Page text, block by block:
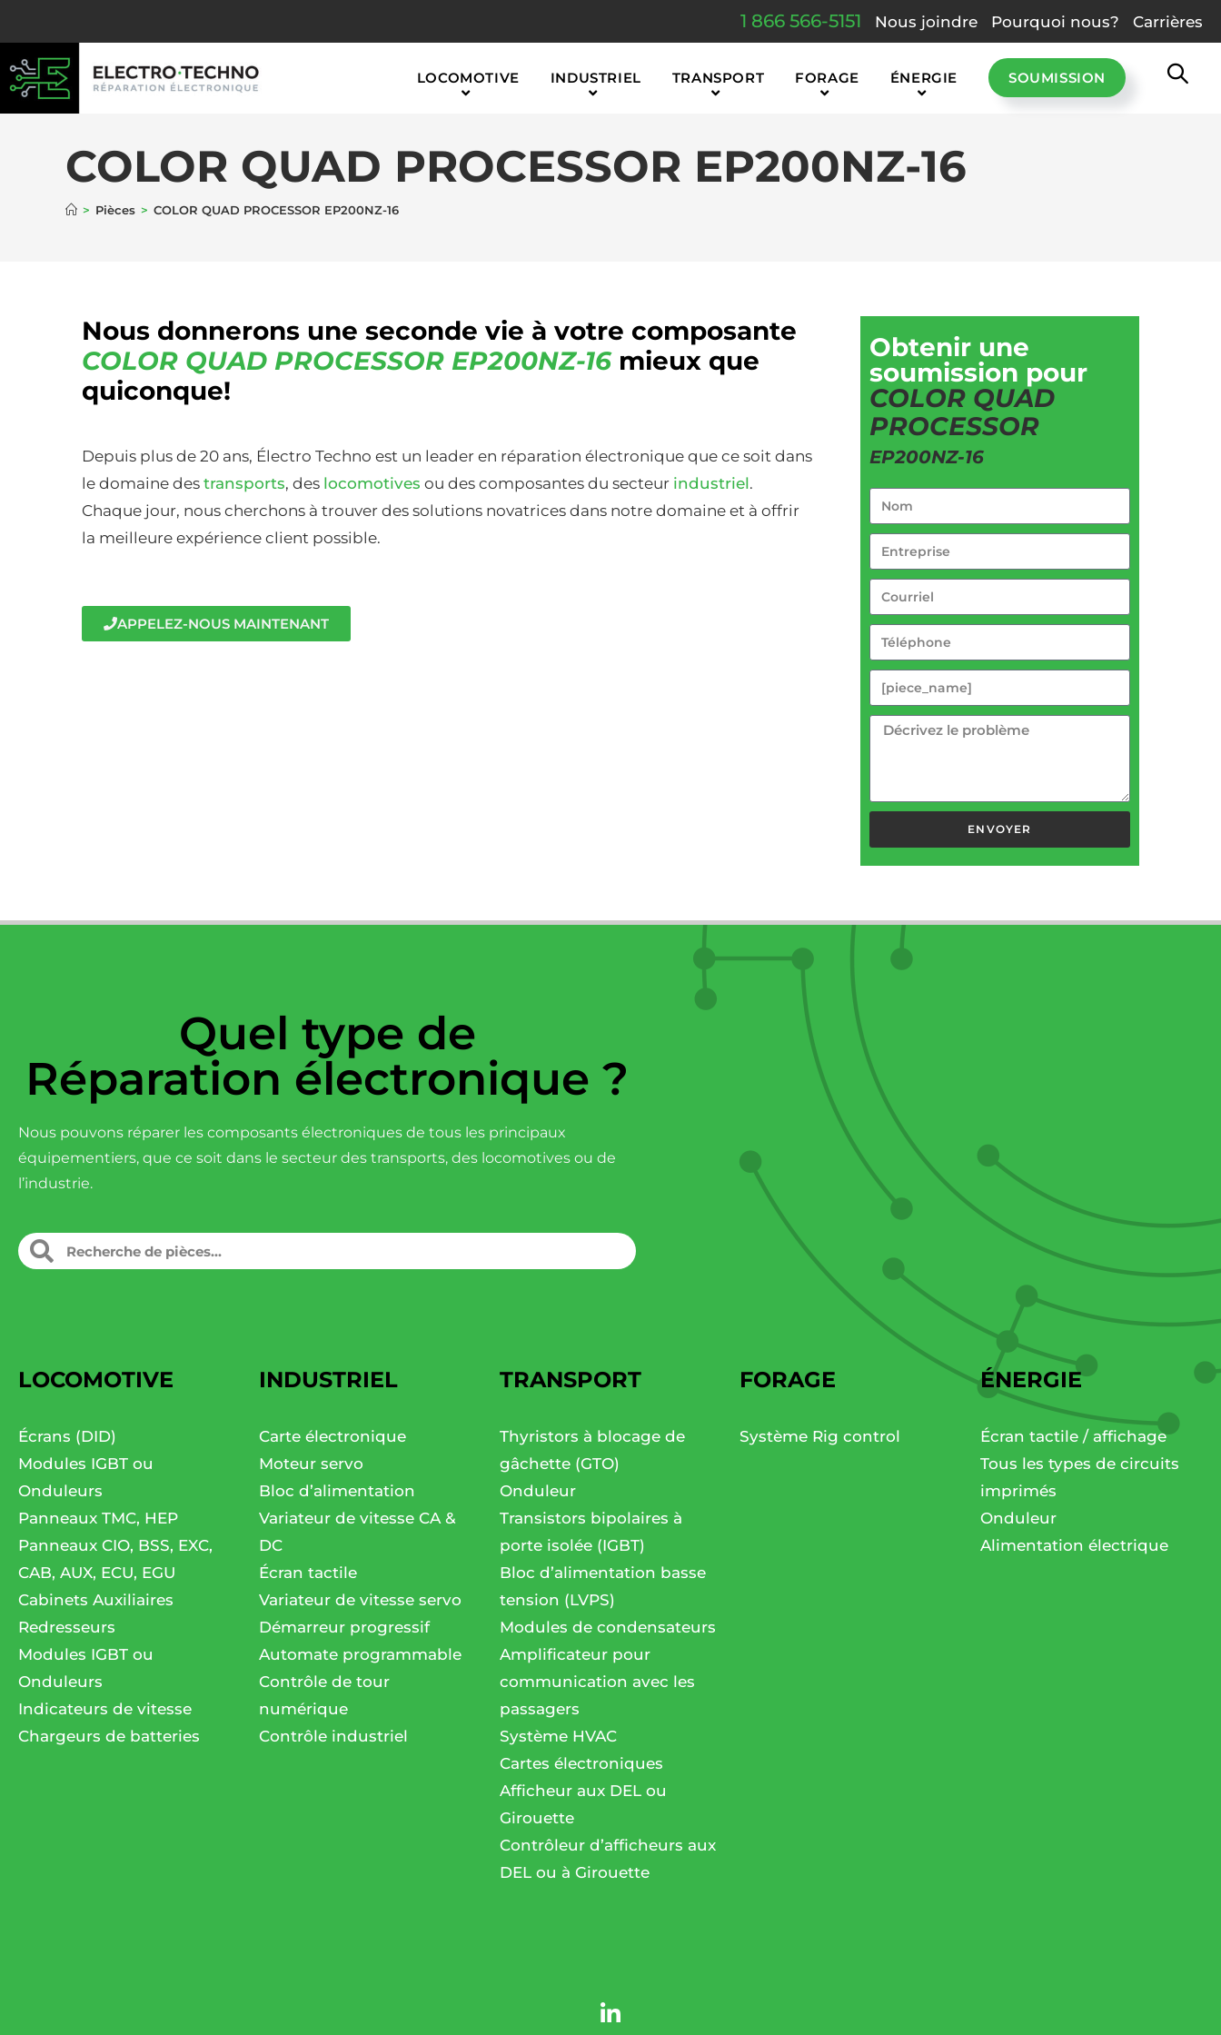
1 866 566-5151 Nous joindre Pourquoi nous? Carrières
LOCOMOTIVE INDUSTRIEL TRANSPORT FORAGE ÉNERGIE SOUMISSION
COLOR QUAD PROCESSOR EP200NZ-16
> Pièces > COLOR QUAD PROCESSOR EP200NZ-16
Nous donnerons une seconde vie à votre composante
COLOR QUAD PROCESSOR EP200NZ-16mieux que
quiconque!
Depuis plus de 20 ans, Électro Techno est un leader en réparation électronique que ce soit dans
le domaine des transports, des locomotives ou des composantes du secteur industriel.
Chaque jour, nous cherchons à trouver des solutions novatrices dans notre domaine et à offrir
la meilleure expérience client possible.
APPELEZ-NOUS MAINTENANT
Obtenir une
soumission pour
COLOR QUAD
PROCESSOR
EP200NZ-16
ENVOYER
Quel type de
Réparation électronique ?
Nous pouvons réparer les composants électroniques de tous les principaux
équipementiers, que ce soit dans le secteur des transports, des locomotives ou de
l’industrie.
LOCOMOTIVE
Écrans (DID)
Modules IGBT ou
Onduleurs
Panneaux TMC, HEP
Panneaux CIO, BSS, EXC,
CAB, AUX, ECU, EGU
Cabinets Auxiliaires
Redresseurs
Modules IGBT ou
Onduleurs
Indicateurs de vitesse
Chargeurs de batteries
INDUSTRIEL
Carte électronique
Moteur servo
Bloc d’alimentation
Variateur de vitesse CA &
DC
Écran tactile
Variateur de vitesse servo
Démarreur progressif
Automate programmable
Contrôle de tour
numérique
Contrôle industriel
TRANSPORT
Thyristors à blocage de
gâchette (GTO)
Onduleur
Transistors bipolaires à
porte isolée (IGBT)
Bloc d’alimentation basse
tension (LVPS)
Modules de condensateurs
Amplificateur pour
communication avec les
passagers
Système HVAC
Cartes électroniques
Afficheur aux DEL ou
Girouette
Contrôleur d’afficheurs aux
DEL ou à Girouette
FORAGE
Système Rig control
ÉNERGIE
Écran tactile / affichage
Tous les types de circuits
imprimés
Onduleur
Alimentation électrique